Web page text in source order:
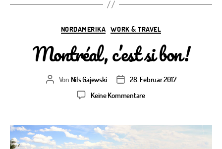
Kategorien
NORDAMERIKA WORK & TRAVEL
Montréal, c’est si bon!
Beitragsautor
Von Nils Gajewski Veröffentlichungsdatum
28. Februar 2017
Keine Kommentarezu
si